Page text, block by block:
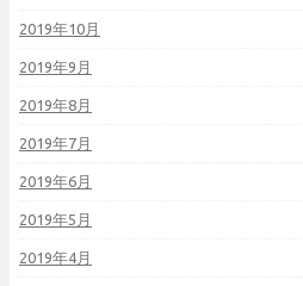
2019年10月
2019年9月
2019年8月
2019年7月
2019年6月
2019年5月
2019年4月